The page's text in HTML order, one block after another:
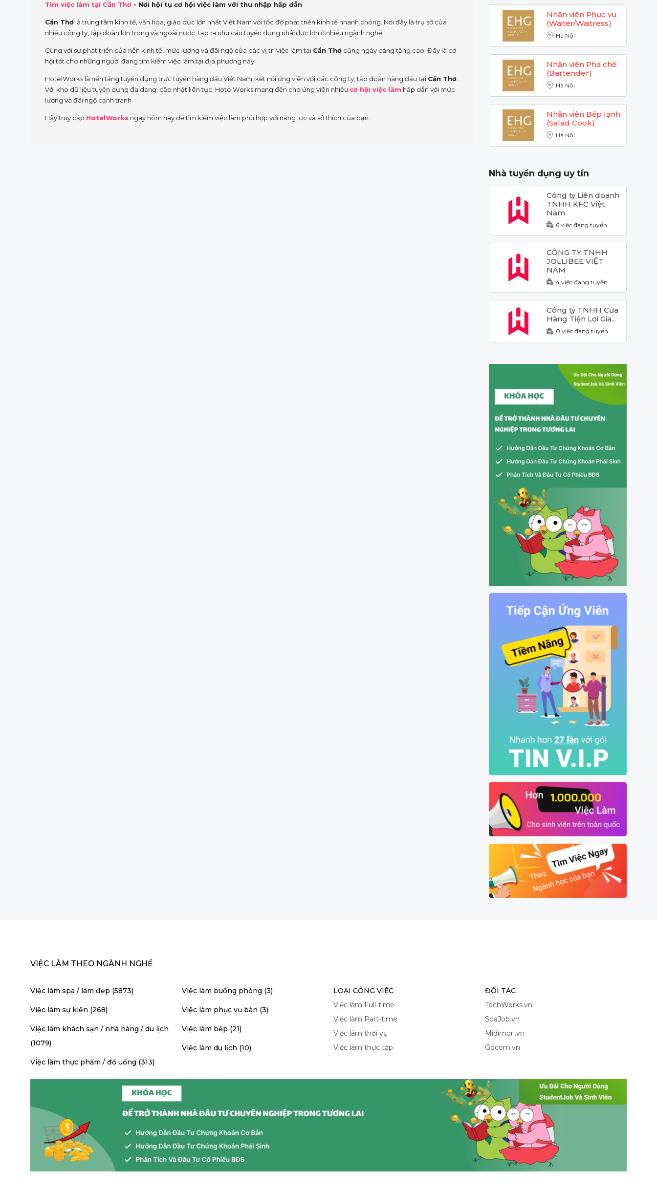
Tìm việc làm tại Cần Thơ - Nơi hội tụ cơ hội việc làm với thu nhập hấp dẫn
Cần Thơ là trung tâm kinh tế, văn hóa, giáo dục lớn nhất Việt Nam với tốc độ phát triển kinh tế nhanh chóng. Nơi đây là trụ sở của
nhiều công ty, tập đoàn lớn trong và ngoài nước, tạo ra nhu cầu tuyển dụng nhân lực lớn ở nhiều ngành nghề.
Cùng với sự phát triển của nền kinh tế, mức lương và đãi ngộ của các vị trí việc làm tại Cần Thơ cũng ngày càng tăng cao. Đây là cơ
hội tốt cho những người đang tìm kiếm việc làm tại địa phương này.
HotelWorks là nền tảng tuyển dụng trực tuyến hàng đầu Việt Nam, kết nối ứng viên với các công ty, tập đoàn hàng đầu tại Cần Thơ
Với kho dữ liệu tuyển dụng đa dạng, cập nhật liên tục, HotelWorks mang đến cho ứng viên nhiều cơ hội việc làm hấp dẫn với mức
lương và đãi ngộ cạnh tranh.
Hãy truy cập HotelWorks ngay hôm nay để tìm kiếm việc làm phù hợp với năng lực và sở thích của bạn.
Nhân viên Phục vụ
(Waiter/Waitress)
Hà Nội
Nhân viên Pha chế
(Bartender)
Hà Nội
Nhân viên Bếp lạnh
(Salad Cook)
Hà Nội
Nhà tuyển dụng uy tín
Công ty Liên doanh
TNHH KFC Việt
Nam
6 việc đang tuyển
CÔNG TY TNHH
JOLLIBEE VIỆT
NAM
4 việc đang tuyển
Công ty TNHH Cửa
Hàng Tiện Lợi Gia...
0 việc đang tuyển
VIỆC LÀM THEO NGÀNH NGHỀ
Việc làm spa / làm đẹp (5873)
Việc làm sự kiện (268)
Việc làm khách sạn / nhà hàng / du lịch
(1079)
Việc làm thực phẩm / đồ uống (313)
Việc làm buồng phòng (3)
Việc làm phục vụ bàn (3)
Việc làm bếp (21)
Việc làm du lịch (10)
LOẠI CÔNG VIỆC
Việc làm Full-time
Việc làm Part-time
Việc làm thời vụ
Việc làm thực tập
ĐỐI TÁC
TechWorks.vn
SpaJob.vn
Midimori.vn
Gocom.vn